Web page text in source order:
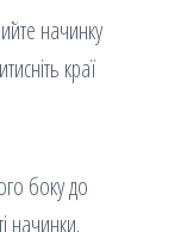
начинку
краї
боку до
начинки.